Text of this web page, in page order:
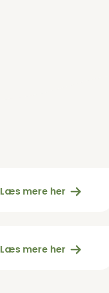
Læs mere her
Læs mere her